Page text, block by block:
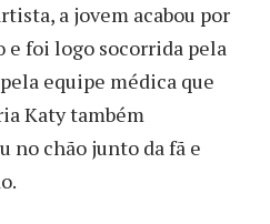
a jovem acabou por
e foi logo socorrida pela
equipe médica que
Katy também
no chão junto da fã e